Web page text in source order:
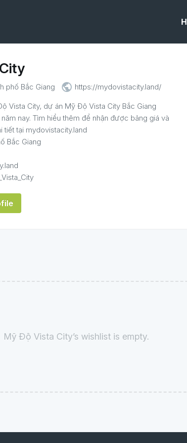
phố Bắc Giang public https://mydovistacity.land/
Vista City, dự án Mỹ Độ Vista City Bắc Giang
nay. Tìm hiểu thêm để nhận được bảng giá và
tiết tại mydovistacity.land
Bắc Giang
Mỹ Độ Vista City’s wishlist is empty.